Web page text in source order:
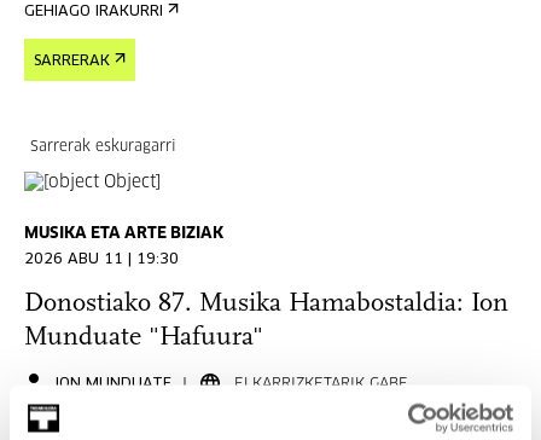
GEHIAGO IRAKURRI
SARRERAK
Sarrerak eskuragarri
MUSIKA ETA ARTE BIZIAK
2026 ABU 11 | 19:30
Donostiako 87. Musika Hamabostaldia: Ion
Munduate "Hafuura"
ION MUNDUATE ELKARRIZKETARIK GABE
GEHIAGO IRAKURRI